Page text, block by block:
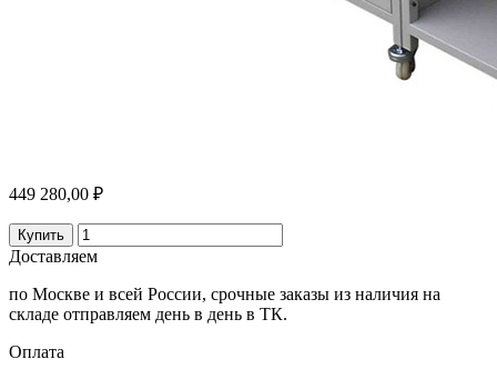
449 280,00 ₽
Купить
Доставляем
по Москве и всей России, срочные заказы из наличия на
складе отправляем день в день в ТК.
Оплата